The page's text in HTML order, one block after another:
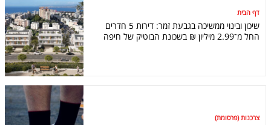
דף הבית
שיכון ובינוי ממשיכה בגבעת זמר: דירות 5 חדרים
החל מ־2.99 מיליון ₪ בשכונת הבוטיק של חיפה
צרכנות (פרסומת)